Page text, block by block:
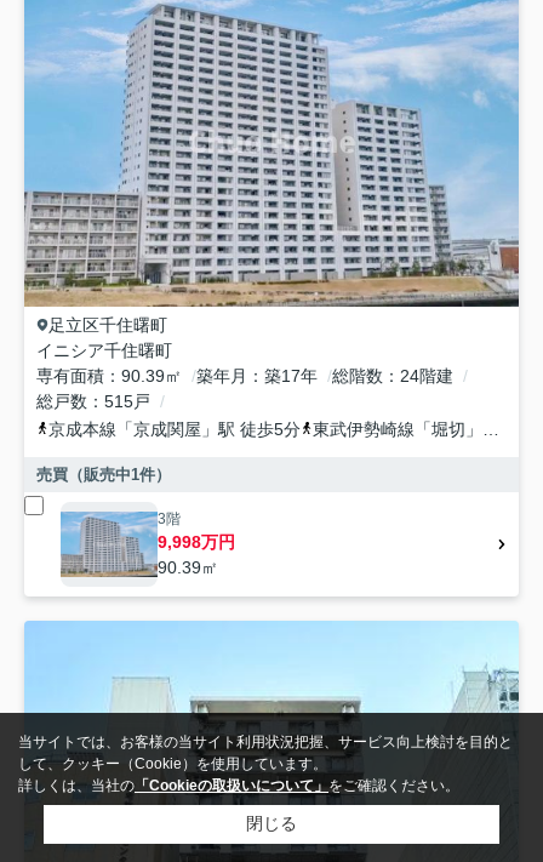
足立区千住曙町
イニシア千住曙町
専有面積
90.39㎡ 築年月 築17年 総階数
24階建
総戸数
515戸
京成本線 「京成関屋 」駅 徒歩5分 東武伊勢崎線 「堀切 」駅 徒歩8分
売買（販売中1件）
3階
9,998万円
90.39㎡
当サイトでは、お客様の当サイト利用状況把握、サービス向上検討を目的と
して、クッキー（Cookie）を使用しています。
詳しくは、当社の 「Cookieの取扱いについて」をご確認ください。
閉じる